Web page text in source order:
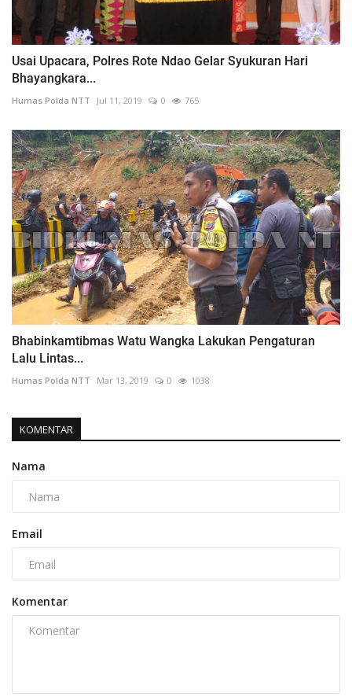
Usai Upacara, Polres Rote Ndao Gelar Syukuran Hari
Bhayangkara...
Humas Polda NTT Jul 11, 2019 0 765
Bhabinkamtibmas Watu Wangka Lakukan Pengaturan
Lalu Lintas...
Humas Polda NTT Mar 13, 2019 0 1038
KOMENTAR
Nama
Email
Komentar